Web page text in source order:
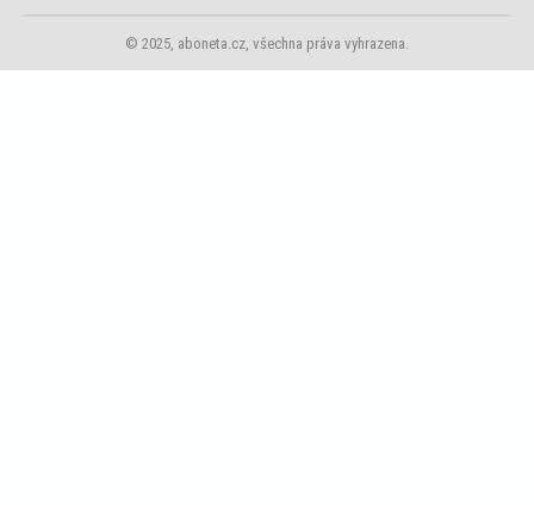
© 2025, aboneta.cz, všechna práva vyhrazena.